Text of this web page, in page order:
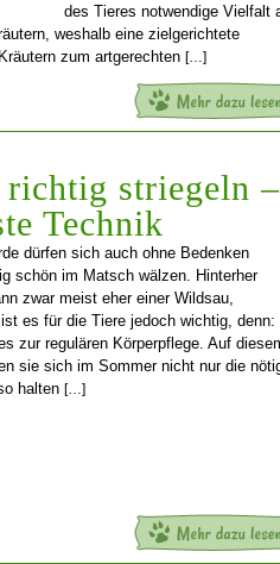
des Tieres notwendige Vielfalt
weshalb eine zielgerichtete
zum artgerechten […]
richtig striegeln –
Technik
dürfen sich auch ohne Bedenken
schön im Matsch wälzen. Hinterher
zwar meist eher einer Wildsau,
es für die Tiere jedoch wichtig, denn:
zur regulären Körperpflege. Auf
sie sich im Sommer nicht nur die
halten […]